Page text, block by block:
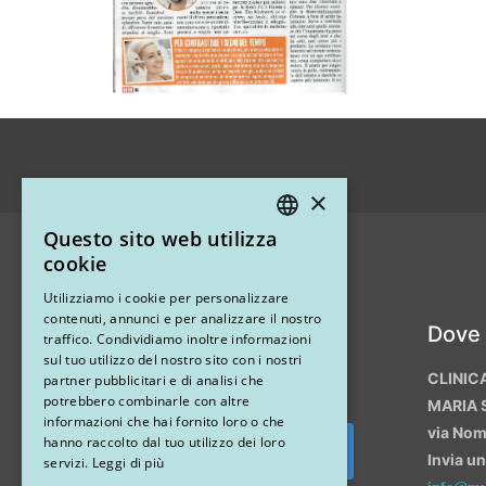
Instagram
MARIA
via
Invia
×
Questo sito web utilizza
cookie
Utilizziamo i cookie per personalizzare
contenuti, annunci e per analizzare il nostro
traffico. Condividiamo inoltre informazioni
sul tuo utilizzo del nostro sito con i nostri
partner pubblicitari e di analisi che
potrebbero combinarle con altre
informazioni che hai fornito loro o che
hanno raccolto dal tuo utilizzo dei loro
servizi. Leggi di più